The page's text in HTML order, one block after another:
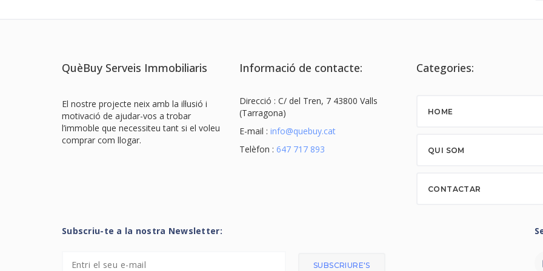
QuèBuy Serveis Immobiliaris
El nostre projecte neix amb la il·lusió i
motivació de ajudar-vos a trobar
l’immoble que necessiteu tant si el voleu
comprar com llogar.
Informació de contacte:
Direcció : C/ del Tren, 7 43800 Valls
(Tarragona)
E-mail : info@quebuy.cat
Telèfon : 647 717 893
Categories:
HOME
QUI SOM
CONTACTAR
Subscriu-te a la nostra Newsletter:
SUBSCRIURE'S